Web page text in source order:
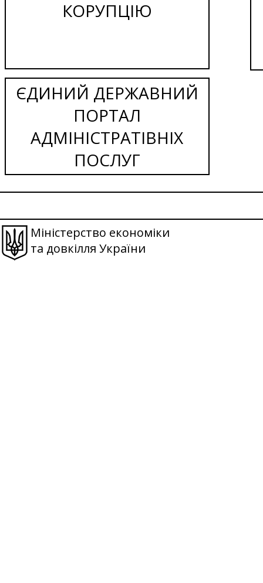
КОРУПЦІЮ
ЄДИНИЙ ДЕРЖАВНИЙ
ПОРТАЛ
АДМІНІСТРАТІВНІХ
ПОСЛУГ
Міністерство економіки
та довкілля України